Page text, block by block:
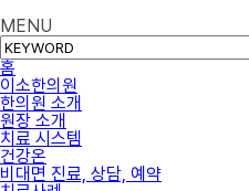
MENU
홈
이소한의원
한의원 소개
원장 소개
치료 시스템
건강온
비대면 진료, 상담, 예약